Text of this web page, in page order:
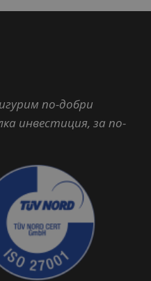
по-добри
инвестиция, за по-